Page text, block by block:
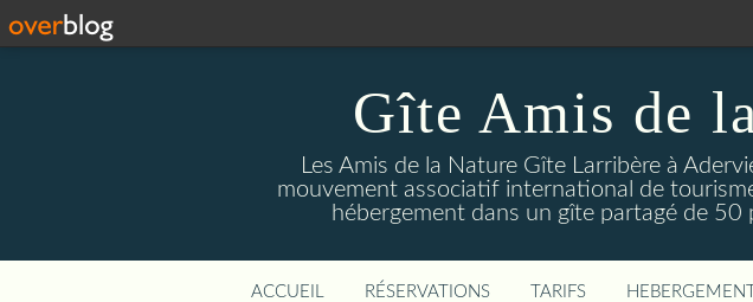
Gîte Amis de
Les Amis de la Nature Gîte Larribère à
mouvement associatif international de
hébergement dans un gîte partagé de 50
ACCUEIL RÉSERVATIONS TARIFS HEBERGEMENT